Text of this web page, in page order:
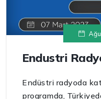
Endustri
Endüstri radyoda
programda,